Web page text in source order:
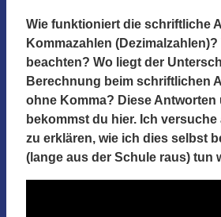
Wie funktioniert die schriftliche
Kommazahlen
beachten? Wo liegt der
Berechnung beim schriftlichen
ohne Komma? Diese Antworten
bekommst du hier. Ich
zu erklären, wie ich dies selbst
(lange aus der Schule raus) tun